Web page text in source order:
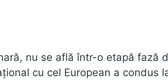
nu se află într-o etapă fază
cu cel European a condus